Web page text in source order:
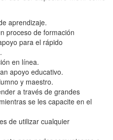
aprendizaje.
proceso de formación
para el rápido
en línea.
apoyo educativo.
y maestro.
a través de grandes
se les capacite en el
de utilizar cualquier